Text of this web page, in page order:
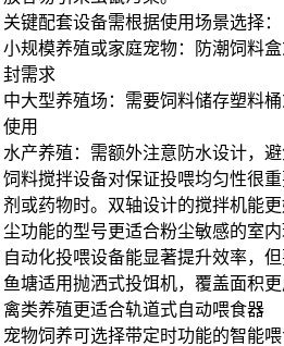
关键配套设备需根据使用场景选择：
小规模养殖或家庭宠物：
防潮饲料盒
封需求
中大型养殖场：需要饲料储存塑料桶
使用
水产养殖：需额外注意防水设计，
饲料搅拌设备对保证投喂均匀性很
剂或药物时。双轴设计的搅拌机能
尘功能的型号更适合粉尘敏感的室内
自动化投喂设备能显著提升效率，但
鱼塘适用抛洒式投饵机，覆盖面积更
禽类养殖更适合轨道式自动喂食器
宠物饲养可选择带定时功能的智能